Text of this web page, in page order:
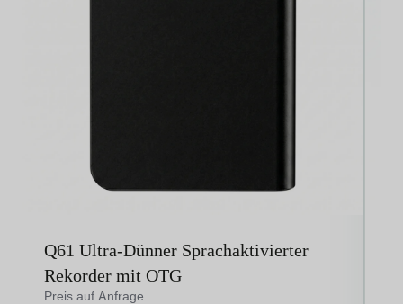
Q61 Ultra-Dünner Sprachaktivierter
Rekorder mit OTG
Preis auf Anfrage